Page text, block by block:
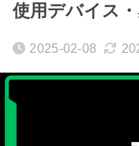
使用デバイス・
2025-02-08